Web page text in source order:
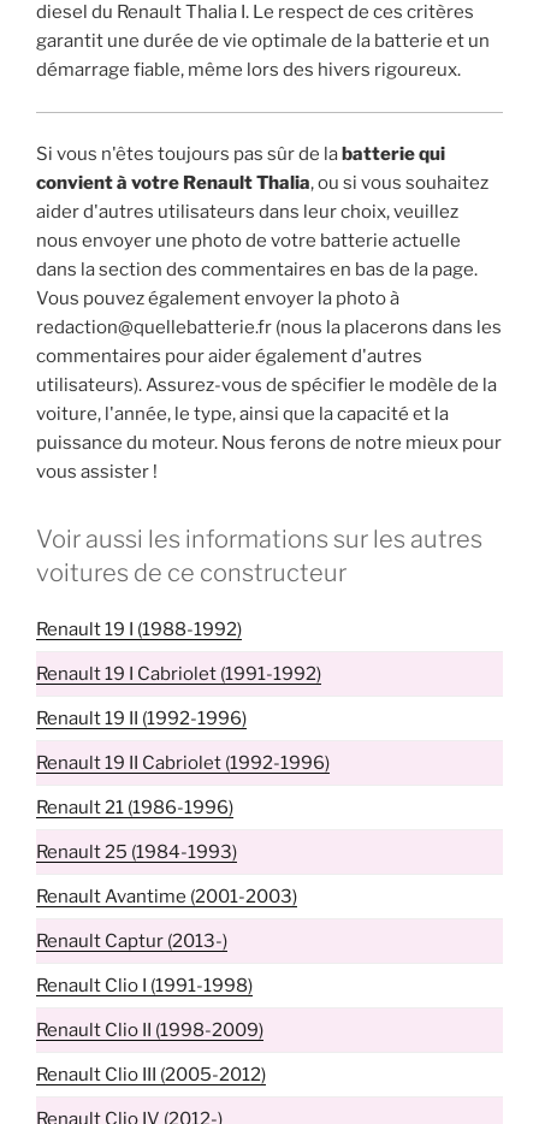
diesel du Renault Thalia I. Le respect de ces critères
garantit une durée de vie optimale de la batterie et un
démarrage fiable, même lors des hivers rigoureux.
Si vous n'êtes toujours pas sûr de labatterie qui
convient à votre Renault Thalia, ou si vous souhaitez
aider d'autres utilisateurs dans leur choix, veuillez
nous envoyer une photo de votre batterie actuelle
dans la section des commentaires en bas de la page.
Vous pouvez également envoyer la photo à
redaction@quellebatterie.fr (nous la placerons dans les
commentaires pour aider également d'autres
utilisateurs). Assurez-vous de spécifier le modèle de la
voiture, l'année, le type, ainsi que la capacité et la
puissance du moteur. Nous ferons de notre mieux pour
vous assister !
Voir aussi les informations sur les autres
voitures de ce constructeur
Renault 19 I (1988-1992)
Renault 19 I Cabriolet (1991-1992)
Renault 19 II (1992-1996)
Renault 19 II Cabriolet (1992-1996)
Renault 21 (1986-1996)
Renault 25 (1984-1993)
Renault Avantime (2001-2003)
Renault Captur (2013-)
Renault Clio I (1991-1998)
Renault Clio II (1998-2009)
Renault Clio III (2005-2012)
Renault Clio IV (2012-)